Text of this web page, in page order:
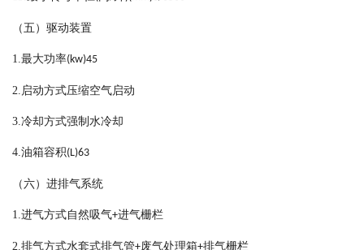
（五）驱动装置
1.最大功率(kw)45
2. 启动方式压缩空气启动
3.冷却方式强制水冷却
4.油箱容积(L)63
（六）进排气系统
1.进气方式自然吸气+进气栅栏
2.排气方式水套式排气管+废气处理箱+排气栅栏